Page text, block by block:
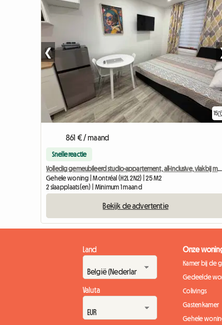
15
❮
861 € / maand
Snelle reactie
Volledig gemeubileerd studio-appartement, all-inclusive, vlakbij metrostation Berri-UQAM
Gehele woning | Montréal (H2L 2N2) | 25 M2
2 slaapplaats(en) | Minimum 1 maand
Bekijk de advertentie
Land
Valuta
Onze
Kamer bij de
Gedeelde
Colivings
Gastenkamer
Gehele